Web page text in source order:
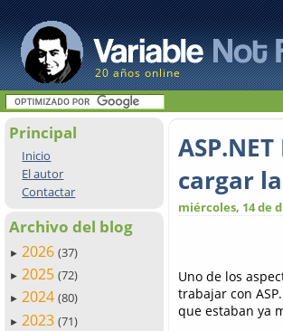
20 años online
Principal
Inicio
El autor
Contactar
Archivo del blog
► 2026 (37)
► 2025 (72)
► 2024 (80)
► 2023 (71)
cargar
miércoles, 14 de
Uno de los
trabajar con
que estaban ya